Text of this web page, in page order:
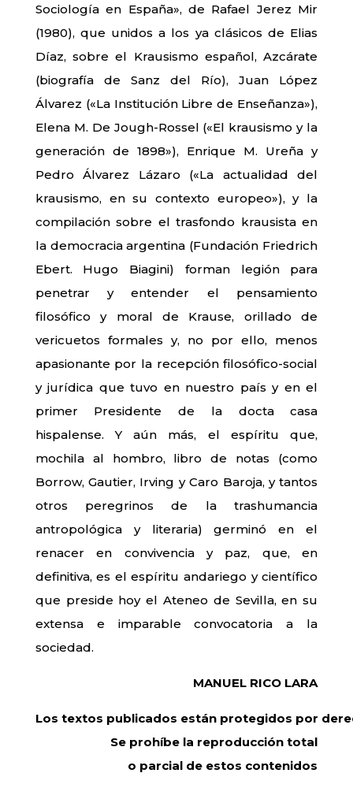
Sociología en España», de Rafael Jerez Mir
(1980), que unidos a los ya clásicos de Elias
Díaz, sobre el Krausismo español, Azcárate
(biografía de Sanz del Río), Juan López
Álvarez («La Institución Libre de Enseñanza»),
Elena M. De Jough-Rossel («El krausismo y la
generación de 1898»), Enrique M. Ureña y
Pedro Álvarez Lázaro («La actualidad del
krausismo, en su contexto europeo»), y la
compilación sobre el trasfondo krausista en
la democracia argentina (Fundación Friedrich
Ebert. Hugo Biagini) forman legión para
penetrar y entender el pensamiento
filosófico y moral de Krause, orillado de
vericuetos formales y, no por ello, menos
apasionante por la recepción filosófico-social
y jurídica que tuvo en nuestro país y en el
primer Presidente de la docta casa
hispalense. Y aún más, el espíritu que,
mochila al hombro, libro de notas (como
Borrow, Gautier, Irving y Caro Baroja, y tantos
otros peregrinos de la trashumancia
antropológica y literaria) germinó en el
renacer en convivencia y paz, que, en
definitiva, es el espíritu andariego y científico
que preside hoy el Ateneo de Sevilla, en su
extensa e imparable convocatoria a la
sociedad.
MANUEL RICO LARA
Los textos publicados están protegidos por
Se prohíbe la reproducción total
o parcial de estos contenidos